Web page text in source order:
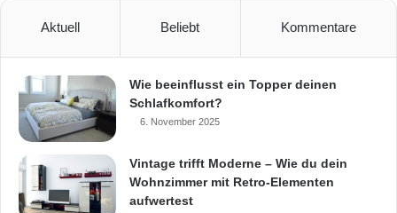
Aktuell Beliebt Kommentare
Wie beeinflusst ein Topper deinen
Schlafkomfort?
6. November 2025
Vintage trifft Moderne – Wie du dein
Wohnzimmer mit Retro-Elementen
aufwertest